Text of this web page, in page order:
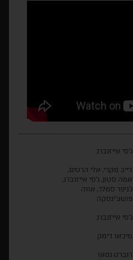
ג'סי אייזנברג
דייב מקרי, אלי הרטינג,
אמה סטון, ג'סי אייזנברג,
ג'ניפר סמלר, אווה
פושצ'ינסקה
ג'סי אייזנברג
מיכאו דימק
רוברט נסאו